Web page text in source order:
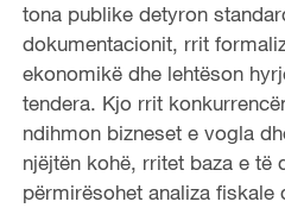
tona publike detyron
dokumentacionit, rrit
ekonomikë dhe lehtëson
tendera. Kjo rrit
ndihmon bizneset e vogla
njëjtën kohë, rritet baza e të
përmirësohet analiza